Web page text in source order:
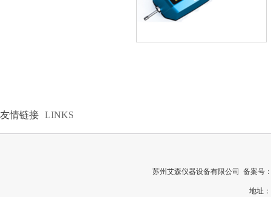
友情链接 LINKS
苏州艾森仪器设备有限公司 备案号
地址